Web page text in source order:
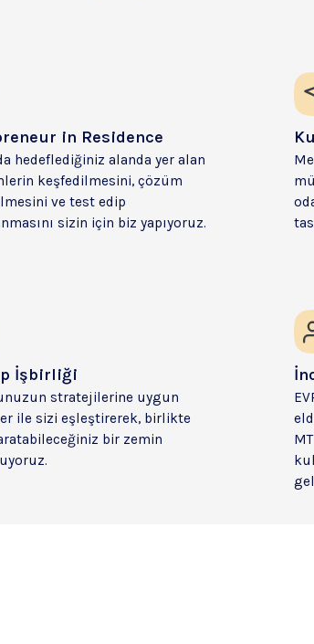
in Residence
hedeflediğiniz alanda yer alan
keşfedilmesini, çözüm
ve test edip
sizin için biz yapıyoruz.
İşbirliği
stratejilerine uygun
ile sizi eşleştirerek, birlikte
bir zemin